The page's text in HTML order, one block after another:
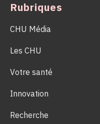
Rubriques
CHU Média
Les CHU
Votre santé
Innovation
Recherche